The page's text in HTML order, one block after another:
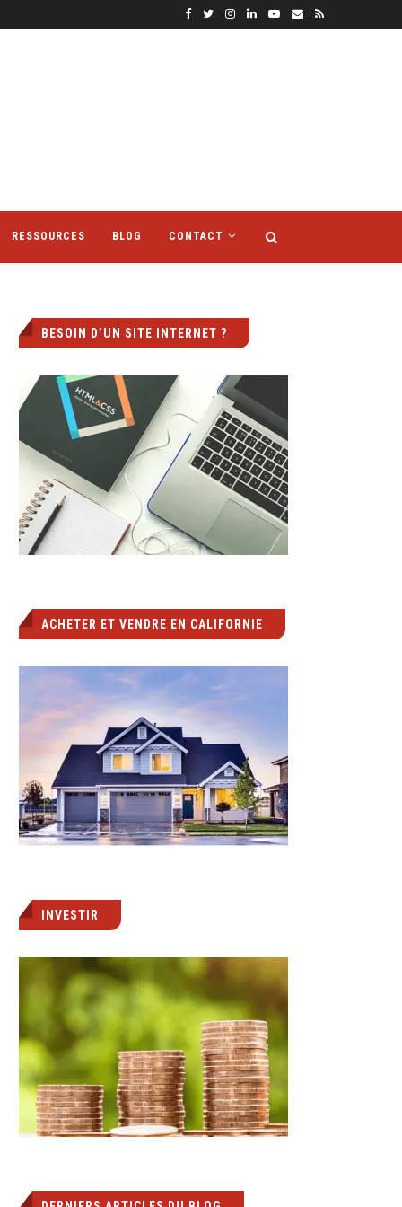
RESSOURCES BLOG CONTACT
BESOIN D’UN SITE INTERNET ?
ACHETER ET VENDRE EN CALIFORNIE
INVESTIR